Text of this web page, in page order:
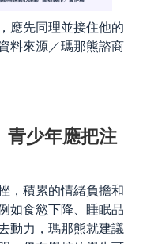
應先同理並接住他的
料來源／瑪那熊諮商
少年應把注
，積累的情緒負擔和
如食慾下降、睡眠品
動力，瑪那熊就建議